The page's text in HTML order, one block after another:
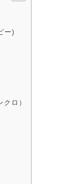
ー)
ロ）